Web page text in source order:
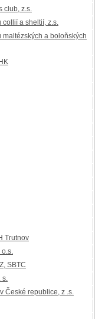
club, z.s.
collií a sheltií, z.s.
maltézských a boloňských
Trutnov
o.s.
SBTC
s.
České republice, z .s.